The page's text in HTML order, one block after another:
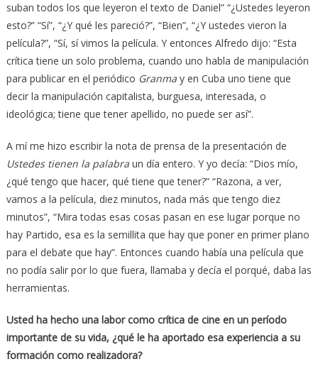
suban todos los que leyeron el texto de Daniel” “¿Ustedes leyeron
esto?” “Sí”, “¿Y qué les pareció?”, “Bien”, “¿Y ustedes vieron la
película?”, “Sí, sí vimos la película. Y entonces Alfredo dijo: “Esta
crítica tiene un solo problema, cuando uno habla de manipulación
para publicar en el periódico Granma y en Cuba uno tiene que
decir la manipulación capitalista, burguesa, interesada, o
ideológica; tiene que tener apellido, no puede ser así”.
A mí me hizo escribir la nota de prensa de la presentación de
Ustedes tienen la palabraun día entero. Y yo decía: “Dios mío,
¿qué tengo que hacer, qué tiene que tener?” “Razona, a ver,
vamos a la película, diez minutos, nada más que tengo diez
minutos”, “Mira todas esas cosas pasan en ese lugar porque no
hay Partido, esa es la semillita que hay que poner en primer plano
para el debate que hay”. Entonces cuando había una película que
no podía salir por lo que fuera, llamaba y decía el porqué, daba las
herramientas.
Usted ha hecho una labor como crítica de cine en un período
importante de su vida, ¿qué le ha aportado esa experiencia a su
formación como realizadora?